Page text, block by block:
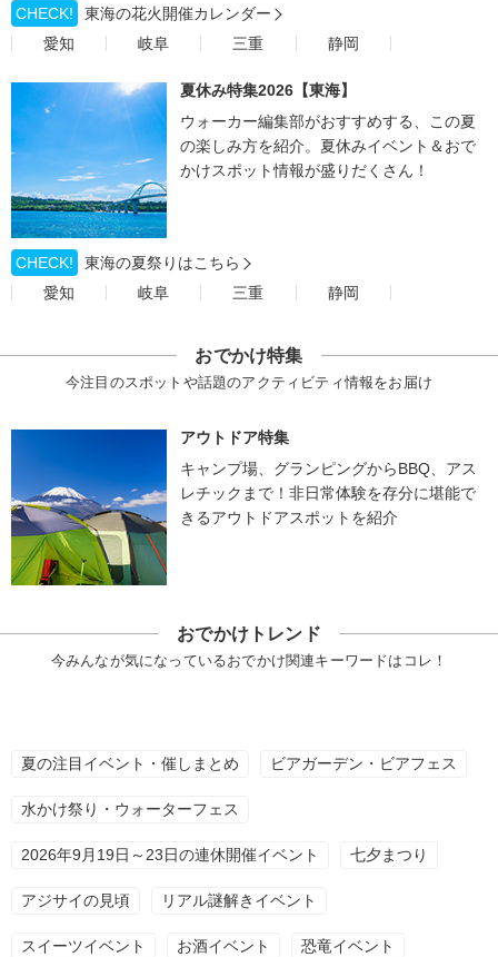
CHECK!
東海の花火開催カレンダー
愛知
岐阜 三重 静岡
夏休み特集2026【東海】
ウォーカー編集部がおすすめする、この夏
の楽しみ方を紹介。夏休みイベント＆おで
かけスポット情報が盛りだくさん！
CHECK!
東海の夏祭りはこちら
愛知
岐阜 三重 静岡
おでかけ特集
今注目のスポットや話題のアクティビティ情報をお届け
アウトドア特集
キャンプ場、グランピングからBBQ、アス
レチックまで！非日常体験を存分に堪能で
きるアウトドアスポットを紹介
おでかけトレンド
今みんなが気になっているおでかけ関連キーワードはコレ！
夏の注目イベント・催しまとめ ビアガーデン・ビアフェス
水かけ祭り・ウォーターフェス
2026年9月19日～23日の連休開催イベント 七夕まつり
アジサイの見頃 リアル謎解きイベント
スイーツイベント お酒イベント 恐竜イベント